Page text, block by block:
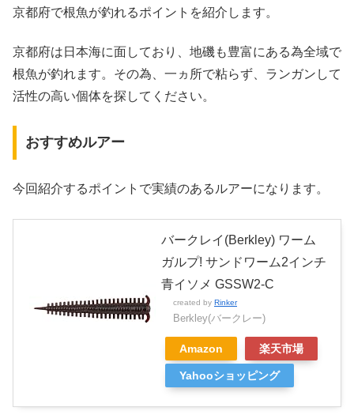
京都府で根魚が釣れるポイントを紹介します。
京都府は日本海に面しており、地磯も豊富にある為全域で
根魚が釣れます。その為、一ヵ所で粘らず、ランガンして
活性の高い個体を探してください。
おすすめルアー
今回紹介するポイントで実績のあるルアーになります。
バークレイ(Berkley) ワーム
ガルプ! サンドワーム2インチ
青イソメ GSSW2-C
created by Rinker
Berkley(バークレー)
Amazon 楽天市場
Yahooショッピング